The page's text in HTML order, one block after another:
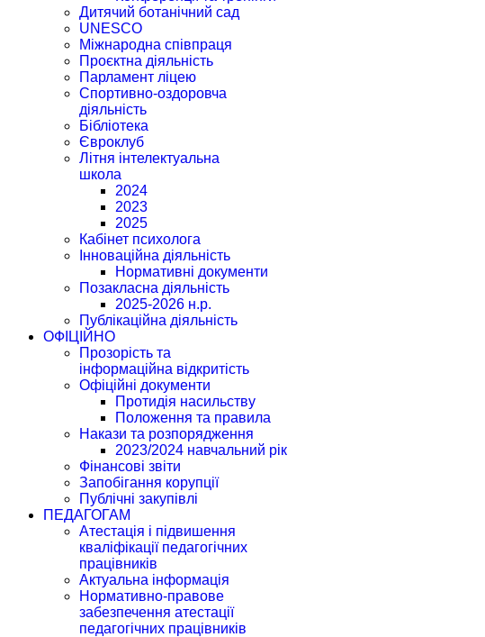
Дитячий ботанічний сад
UNESCO
Міжнародна співпраця
Проєктна діяльність
Парламент ліцею
Спортивно-оздоровча
діяльність
Бібліотека
Євроклуб
Літня інтелектуальна
школа
2024
2023
2025
Кабінет психолога
Інноваційна діяльність
Нормативні документи
Позакласна діяльність
2025-2026 н.р.
Публікаційна діяльність
ОФІЦІЙНО
Прозорість та
інформаційна відкритість
Офіційні документи
Протидія насильству
Положення та правила
Накази та розпорядження
2023/2024 навчальний рік
Фінансові звіти
Запобігання корупції
Публічні закупівлі
ПЕДАГОГАМ
Атестація і підвишення
кваліфікації педагогічних
працівників
Актуальна інформація
Нормативно-правове
забезпечення атестації
педагогічних працівників